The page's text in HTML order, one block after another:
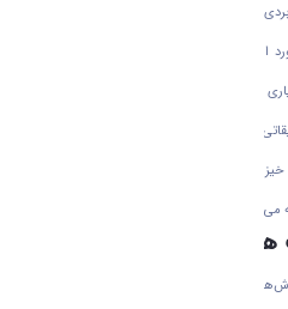
و صنعتی نشده است. شاید به صورت محدود
قرار گرفته باشد، اما با جایگاه مهم و
از صنایع هم به دنبال استفاده از این تکنولوژی
آینده‌ خوبی را برای اجرای این روش در زمینه
و جزو کشور‌هایی است که مصرف گاز طبیعی
روش جداسازی غشایی
سنتی دارد مثلا این که عملکرد جداسازی